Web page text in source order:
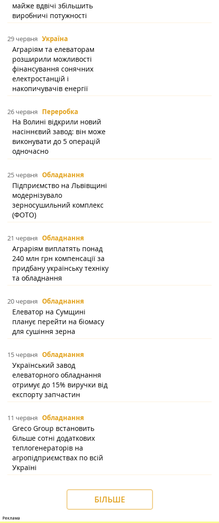
майже вдвічі збільшить
виробничі потужності
29 червня Україна
Аграріям та елеваторам
розширили можливості
фінансування сонячних
електростанцій і
накопичувачів енергії
26 червня Переробка
На Волині відкрили новий
насіннєвий завод: він може
виконувати до 5 операцій
одночасно
25 червня Обладнання
Підприємство на Львівщині
модернізувало
зерносушильний комплекс
(ФОТО)
21 червня Обладнання
Аграріям виплатять понад
240 млн грн компенсації за
придбану українську техніку
та обладнання
20 червня Обладнання
Елеватор на Сумщині
планує перейти на біомасу
для сушіння зерна
15 червня Обладнання
Український завод
елеваторного обладнання
отримує до 15% виручки від
експорту запчастин
11 червня Обладнання
Greco Group встановить
більше сотні додаткових
теплогенераторів на
агропідприємствах по всій
Україні
БІЛЬШЕ